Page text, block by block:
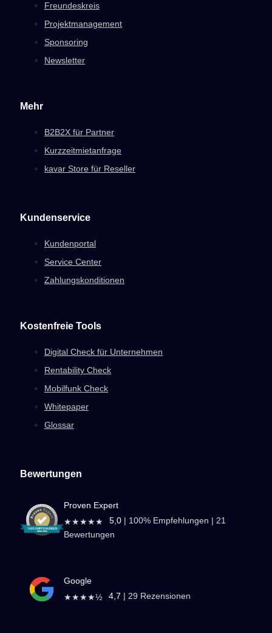
Freundeskreis
Projektmanagement
Sponsoring
Newsletter
Mehr
B2B2X für Partner
Kurzzeitmietanfrage
kavar Store für Reseller
Kundenservice
Kundenportal
Service Center
Zahlungskonditionen
Kostenfreie Tools
Digital Check für Unternehmen
Rentability Check
Mobilfunk Check
Whitepaper
Glossar
Bewertungen
Proven Expert
★★★★★
5,0 | 100% Empfehlungen | 21
Bewertungen
Google
★★★★½
4,7 | 29 Rezensionen